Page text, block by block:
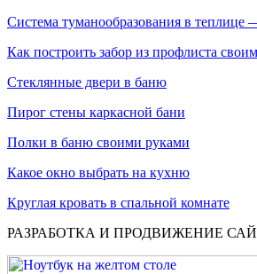
Система туманообразования в теплице
Как построить забор из профлиста
Стеклянные двери в баню
Пирог стены каркасной бани
Полки в баню своими руками
Какое окно выбрать на кухню
Круглая кровать в спальной комнате
РАЗРАБОТКА И ПРОДВИЖЕНИЕ